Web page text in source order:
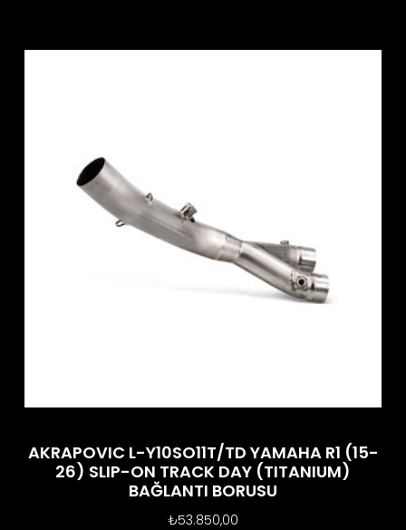
AKRAPOVIC L-Y10SO11T/TD YAMAHA R1 (15-
26) SLIP-ON TRACK DAY (TITANIUM)
BAĞLANTI BORUSU
₺53.850,00